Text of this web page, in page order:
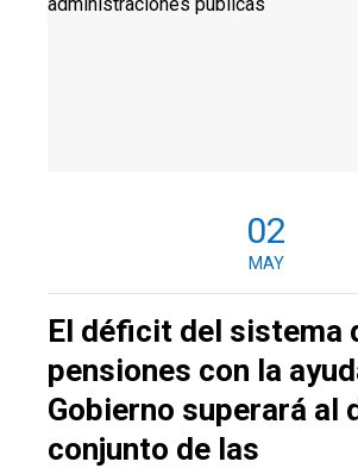
02
MAY
El déficit del sistema
pensiones con la
Gobierno superará al
conjunto de las